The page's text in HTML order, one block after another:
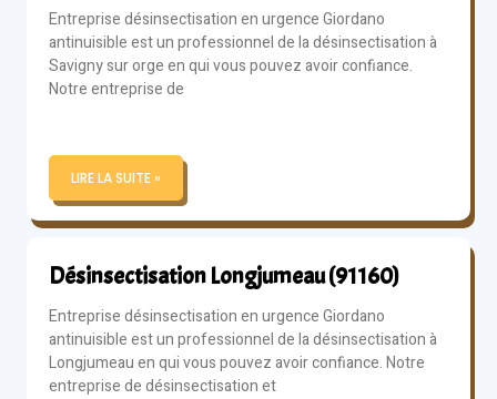
Entreprise désinsectisation en urgence Giordano
antinuisible est un professionnel de la désinsectisation à
Savigny sur orge en qui vous pouvez avoir confiance.
Notre entreprise de
LIRE LA SUITE »
Désinsectisation Longjumeau (91160)
Entreprise désinsectisation en urgence Giordano
antinuisible est un professionnel de la désinsectisation à
Longjumeau en qui vous pouvez avoir confiance. Notre
entreprise de désinsectisation et